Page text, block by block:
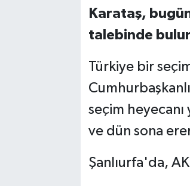
Karataş,
talebinde
Türkiye bir
seçim
ve dün sona
Şanlıurfa'da,